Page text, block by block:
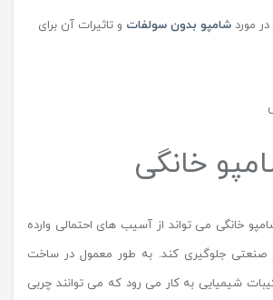
مورد شامپو بدون سولفات و تاثیرات آن برای
خانگی
خانگی می تواند از آسیب های احتمالی وارده
صنعتی جلوگیری کند. به طور معمول در ساخت
شیمیایی به کار می رود که می توانند چربی